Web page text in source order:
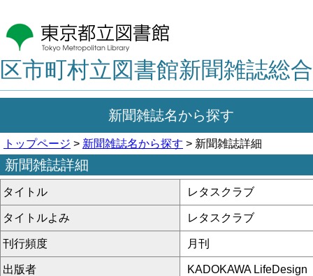
区市町村立図書館新聞雑誌総
新聞雑誌名から探す
トップページ > 新聞雑誌名から探す > 新聞雑誌詳細
新聞雑誌詳細
タイトル レタスクラブ
タイトルよみ レタスクラブ
刊行頻度 月刊
出版者 KADOKAWA LifeDesign